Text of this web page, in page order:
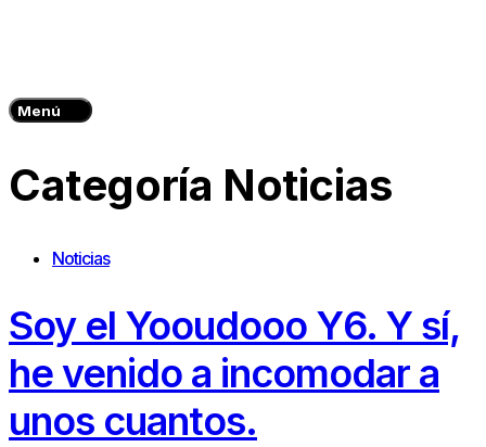
Menú
Categoría Noticias
Noticias
Soy el Yooudooo Y6. Y sí,
he venido a incomodar a
unos cuantos.